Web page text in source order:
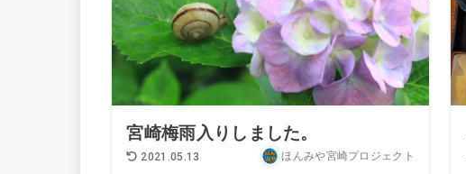
宮崎梅雨入りしました。
2021.05.13 ほんみや宮崎プロジェクト